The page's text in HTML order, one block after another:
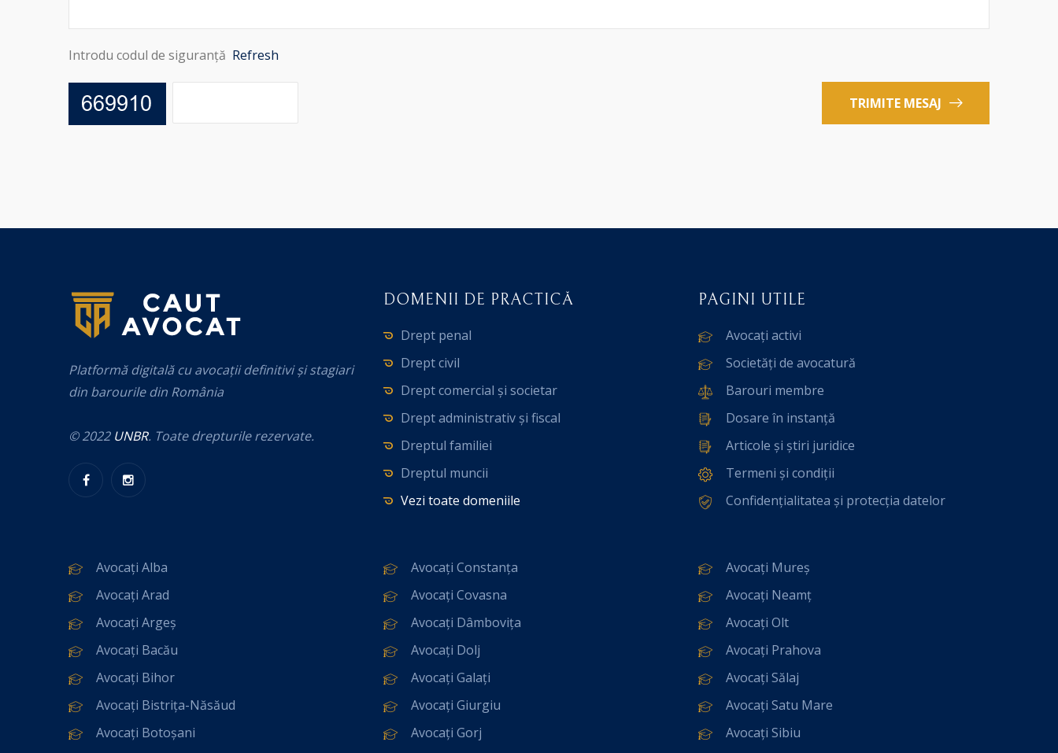
Introdu codul de siguranță Refresh
TRIMITE MESAJ
Platformă digitală cu avocații definitivi și stagiari
din barourile din România
© 2022 UNBR. Toate drepturile rezervate.
DOMENII DE PRACTICĂ
Drept penal
Drept civil
Drept comercial și societar
Drept administrativ și fiscal
Dreptul familiei
Dreptul muncii
Vezi toate domeniile
PAGINI UTILE
Avocați activi
Societăți de avocatură
Barouri membre
Dosare în instanță
Articole și știri juridice
Termeni și condiții
Confidențialitatea și protecția datelor
Avocați Alba
Avocați Arad
Avocați Argeș
Avocați Bacău
Avocați Bihor
Avocați Bistrița-Năsăud
Avocați Botoșani
Avocați Constanța
Avocați Covasna
Avocați Dâmbovița
Avocați Dolj
Avocați Galați
Avocați Giurgiu
Avocați Gorj
Avocați Mureș
Avocați Neamț
Avocați Olt
Avocați Prahova
Avocați Sălaj
Avocați Satu Mare
Avocați Sibiu